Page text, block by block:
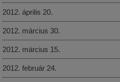
2012. április 20.
2012. március 30.
2012. március 15.
2012. február 24.